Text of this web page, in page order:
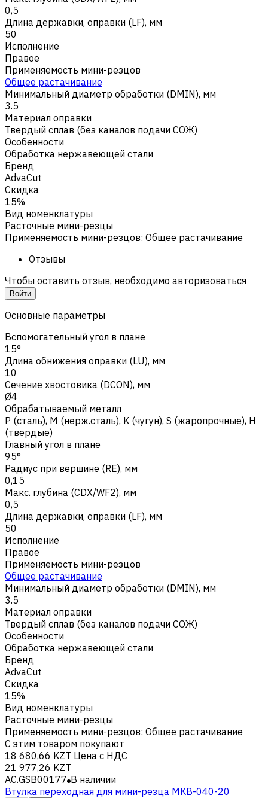
0,5
Длина державки, оправки (LF), мм
50
Исполнение
Правое
Применяемость мини-резцов
Общее растачивание
Минимальный диаметр обработки (DMIN), мм
3.5
Материал оправки
Твердый сплав (без каналов подачи СОЖ)
Особенности
Обработка нержавеющей стали
Бренд
AdvaCut
Скидка
15%
Вид номенклатуры
Расточные мини-резцы
Применяемость мини-резцов: Общее растачивание
Отзывы
Чтобы оставить отзыв, необходимо авторизоваться
Войти
Основные параметры
Вспомогательный угол в плане
15°
Длина обнижения оправки (LU), мм
10
Сечение хвостовика (DCON), мм
Ø4
Обрабатываемый металл
Р (сталь), M (нерж.сталь), K (чугун), S (жаропрочные), H
(твердые)
Главный угол в плане
95°
Радиус при вершине (RE), мм
0,15
Макс. глубина (CDX/WF2), мм
0,5
Длина державки, оправки (LF), мм
50
Исполнение
Правое
Применяемость мини-резцов
Общее растачивание
Минимальный диаметр обработки (DMIN), мм
3.5
Материал оправки
Твердый сплав (без каналов подачи СОЖ)
Особенности
Обработка нержавеющей стали
Бренд
AdvaCut
Скидка
15%
Вид номенклатуры
Расточные мини-резцы
Применяемость мини-резцов: Общее растачивание
С этим товаром покупают
18 680,66 KZT Цена с НДС
21 977,26 KZT
AC.GSB00177 В наличии
Втулка переходная для мини-резца MKB-040-20